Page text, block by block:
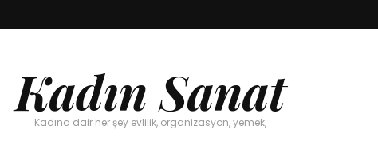
Kadın Sanat
Kadına dair her şey evlilik, organizasyon, yemek,